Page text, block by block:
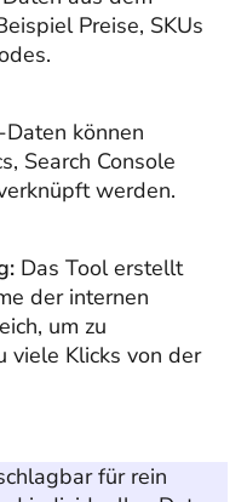
Preise, SKUs
können
Search Console
werden.
Das Tool erstellt
der internen
um zu
viele Klicks von der
für rein